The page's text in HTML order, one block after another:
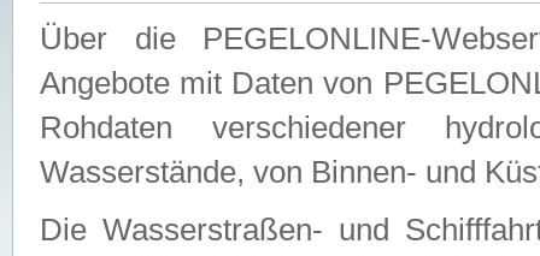
Über die PEGELONLINE-
Angebote mit Daten von
Rohdaten verschiedener
Wasserstände, von Binnen- und
Die Wasserstraßen- und